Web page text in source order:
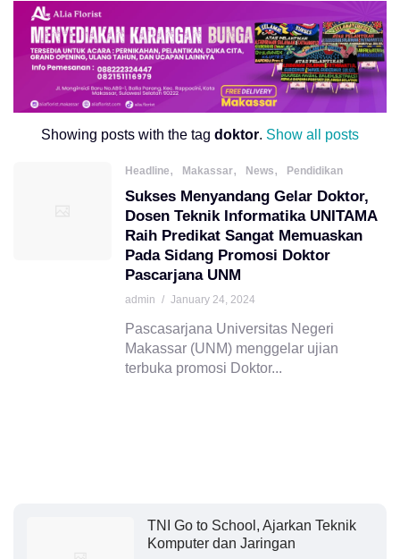
Showing posts with the tag doktor. Show all posts
Headline, Makassar, News, Pendidikan
Sukses Menyandang Gelar Doktor,
Dosen Teknik Informatika UNITAMA
Raih Predikat Sangat Memuaskan
Pada Sidang Promosi Doktor
Pascarjana UNM
admin / January 24, 2024
Pascasarjana Universitas Negeri
Makassar (UNM) menggelar ujian
terbuka promosi Doktor...
TNI Go to School, Ajarkan Teknik
Komputer dan Jaringan